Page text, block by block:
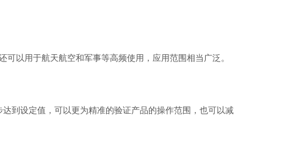
以用于航天航空和军事等高频使用，应用范围相当广泛。
到设定值，可以更为精准的验证产品的操作范围，也可以减